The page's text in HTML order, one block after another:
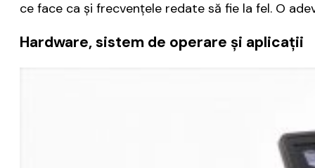
ce face ca și frecvențele redate să fie la fel. O
Hardware, sistem de operare și aplicații